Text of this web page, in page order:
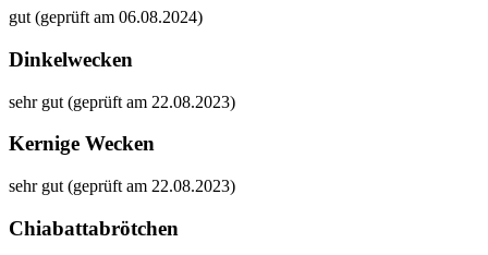
gut (geprüft am 06.08.2024)
Dinkelwecken
sehr gut (geprüft am 22.08.2023)
Kernige Wecken
sehr gut (geprüft am 22.08.2023)
Chiabattabrötchen